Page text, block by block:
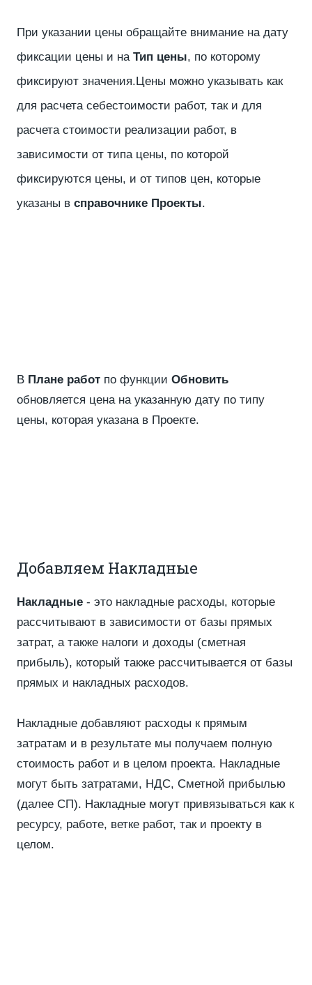
При указании цены обращайте внимание на дату
фиксации цены и на Тип цены, по которому
фиксируют значения.Цены можно указывать как
для расчета себестоимости работ, так и для
расчета стоимости реализации работ, в
зависимости от типа цены, по которой
фиксируются цены, и от типов цен, которые
указаны в справочнике Проекты.
В Плане работ по функции Обновить
обновляется цена на указанную дату по типу
цены, которая указана в Проекте.
Добавляем Накладные
Накладные - это накладные расходы, которые
рассчитывают в зависимости от базы прямых
затрат, а также налоги и доходы (сметная
прибыль), который также рассчитывается от базы
прямых и накладных расходов.
Накладные добавляют расходы к прямым
затратам и в результате мы получаем полную
стоимость работ и в целом проекта. Накладные
могут быть затратами, НДС, Сметной прибылью
(далее СП). Накладные могут привязываться как к
ресурсу, работе, ветке работ, так и проекту в
целом.